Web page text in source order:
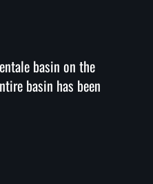
basin on the
basin has been